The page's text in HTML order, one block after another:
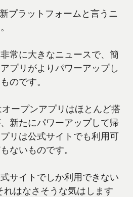
プラットフォームと言うニ
常に大きなニュースで、簡
プリがよりパワーアップし
のです。
ープンアプリはほとんど搭
新たにパワーアップして帰
リは公式サイトでも利用可
ないものです。
サイトでしか利用できない
れはなさそうな気はします